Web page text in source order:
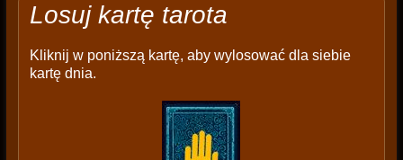
Losuj kartę tarota
Kliknij w poniższą kartę, aby wylosować dla siebie
kartę dnia.